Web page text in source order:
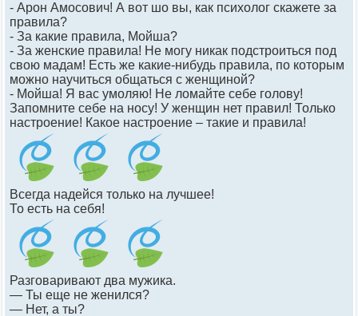
- Арон Амосович! А вот шо вы, как психолог скажете за
правила?
- За какие правила, Мойша?
- За женские правила! Не могу никак подстроиться под
свою мадам! Есть же какие-нибудь правила, по которым
можно научиться общаться с женщиной?
- Мойша! Я вас умоляю! Не ломайте себе голову!
Запомните себе на носу! У женщин нет правил! Только
настроение! Какое настроение – такие и правила!
Всегда надейся только на лучшее!
То есть на себя!
Разговаривают два мужика.
— Ты еще не женился?
— Нет, а ты?